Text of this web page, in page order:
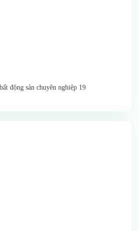
động sản chuyên nghiệp 19